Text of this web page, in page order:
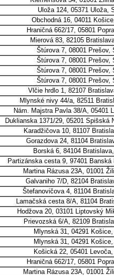
Uloža 124, 05371 Uloža,
Obchodná 16, 04011
Hraničná 662/17, 05801
Mierová 83, 82105
Štúrova 7, 08001 Prešov,
Štúrova 7, 08001 Prešov,
Štúrova 7, 08001 Prešov,
Štúrova 7, 08001 Prešov,
Vlčie hrdlo 1, 82107
Mlynské nivy 44/a, 82511
Nám. Majstra Pavla 38/A, 05401
Duklianska 1371/29, 05201 Spišská
Karadžičova 10, 81107
Gorazdova 24, 81104
Borská 6, 84104
Partizánska cesta 9, 97401
Martina Rázusa 23A, 01001
Galvaniho 7/D, 82104
Štefanovičova 4, 81104
Lamačská cesta 8/A, 81104
Hodžova 20, 03101 Liptovský
Prievozská 6/A, 82109
Mlynská 31, 04291
Mlynská 31, 04291
Košická 22, 05401
Hraničná 662/17, 05801
Martina Rázusa 23A, 01001